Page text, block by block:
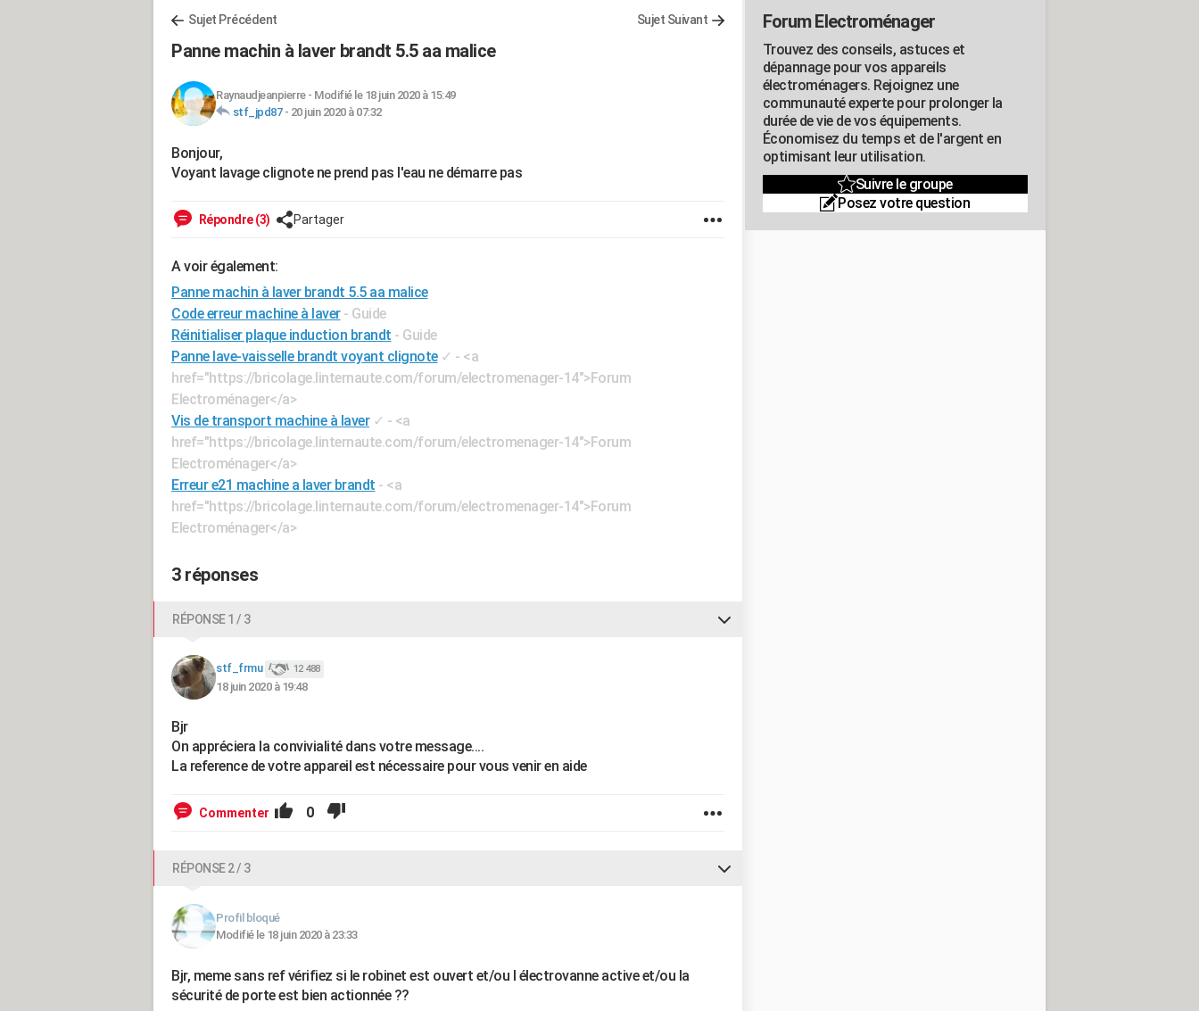
Sujet Précédent Sujet Suivant
Panne machin à laver brandt 5.5 aa malice
Raynaudjeanpierre- Modifié le 18 juin 2020 à 15:49
stf_jpd87- 20 juin 2020 à 07:32
Bonjour,
Voyant lavage clignote ne prend pas l'eau ne démarre pas
Répondre (3) Partager
A voir également:
Panne machin à laver brandt 5.5 aa malice
Code erreur machine à laver - Guide
Réinitialiser plaque induction brandt - Guide
Panne lave-vaisselle brandt voyant clignote ✓ - <a
href="https://bricolage.linternaute.com/forum/electromenager-14">Forum
Electroménager</a>
Vis de transport machine à laver ✓ - <a
href="https://bricolage.linternaute.com/forum/electromenager-14">Forum
Electroménager</a>
Erreur e21 machine a laver brandt - <a
href="https://bricolage.linternaute.com/forum/electromenager-14">Forum
Electroménager</a>
3 réponses
RÉPONSE 1 / 3
stf_frmu 12 488
18 juin 2020 à 19:48
Bjr
On appréciera la convivialité dans votre message....
La reference de votre appareil est nécessaire pour vous venir en aide
Commenter 0
RÉPONSE 2 / 3
Profil bloqué
Modifié le 18 juin 2020 à 23:33
Bjr, meme sans ref vérifiez si le robinet est ouvert et/ou l électrovanne active et/ou la
sécurité de porte est bien actionnée ??
Forum Electroménager
Trouvez des conseils, astuces et
dépannage pour vos appareils
électroménagers. Rejoignez une
communauté experte pour prolonger la
durée de vie de vos équipements.
Économisez du temps et de l'argent en
optimisant leur utilisation.
Suivre le groupe
Posez votre question